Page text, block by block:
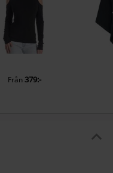
Från379:-